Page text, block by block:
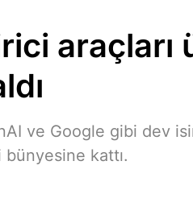
araçları
ve Google gibi dev
bünyesine kattı.